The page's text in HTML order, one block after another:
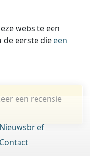
website een
de eerste die een
een recensie
Nieuwsbrief
Contact